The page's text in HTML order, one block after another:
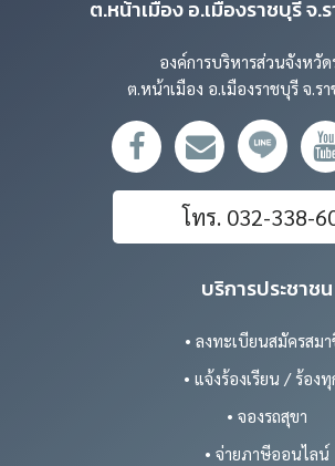
ต.หน้าเมือง อ.เมืองราชบุรี จ
องค์การบริหารส่วนจังหวัด
ต.หน้าเมือง อ.เมืองราชบุรี จ.ร
โทร. 032-338-
บริการประชาชน
• ลงทะเบียนสมัครสม
• แจ้งร้องเรียน / ร้อง
• จองรถสุขา
• จ่ายภาษีออนไลน์